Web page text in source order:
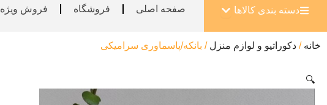
دسته بندی کالاها باز کردن دسته بندی کالاها
صفحه اصلی فروشگاه فروش ویژه
خانه / دکوراتیو و لوازم منزل / بانکه/پاسماوری سرامیکی
🔍